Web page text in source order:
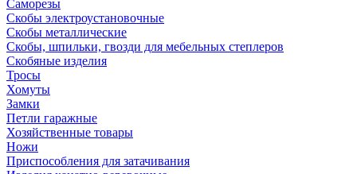
Саморезы
Скобы электроустановочные
Скобы металлические
Скобы, шпильки, гвозди для мебельных степлеров
Скобяные изделия
Тросы
Хомуты
Замки
Петли гаражные
Хозяйственные товары
Ножи
Приспособления для затачивания